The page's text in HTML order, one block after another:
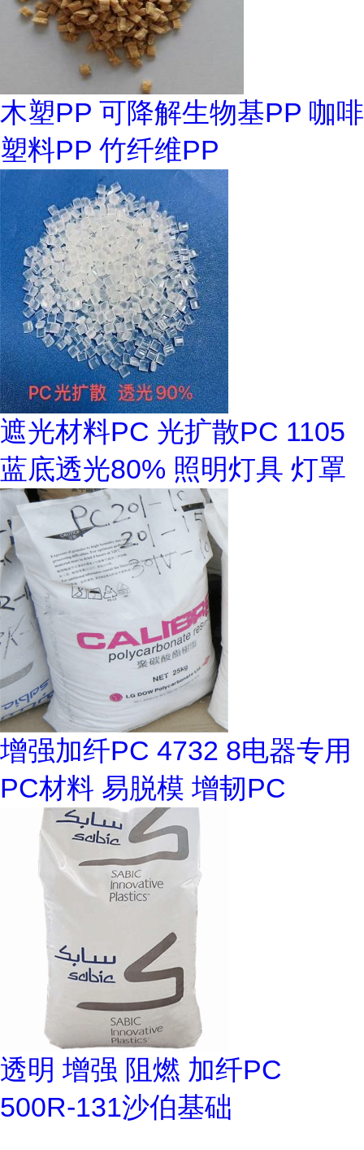
木塑PP 可降解生物基PP 咖啡
塑料PP 竹纤维PP
遮光材料PC 光扩散PC 1105
蓝底透光80% 照明灯具 灯罩
增强加纤PC 4732 8电器专用
PC材料 易脱模 增韧PC
透明 增强 阻燃 加纤PC
500R-131沙伯基础